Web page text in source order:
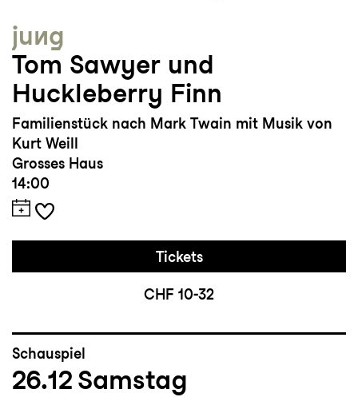
jung
Tom Sawyer und
Huckleberry Finn
Familienstück nach Mark Twain mit Musik von
Kurt Weill
Grosses Haus
14:00
Tickets
CHF 10-32
Schauspiel
26.12 Samstag